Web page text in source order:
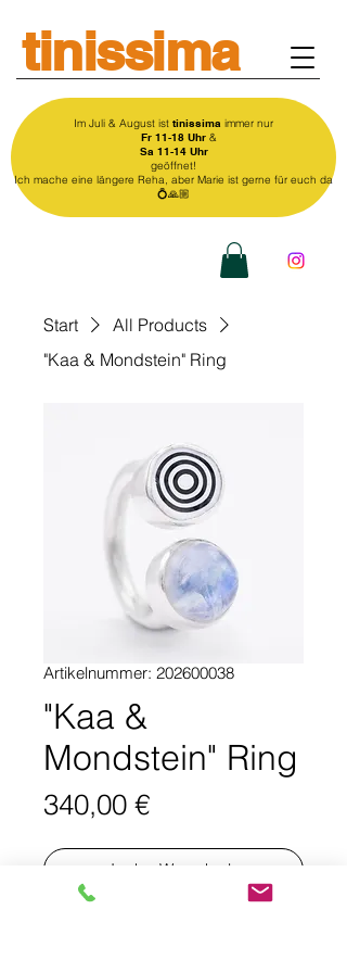
tinissima
Im Juli & August ist tinissima immer nur
Fr 11-18 Uhr&
Sa 11-14 Uhr
geöffnet!
Ich mache eine längere Reha, aber Marie ist gerne für euch da
💍🙏🏼
Start
All Products
"Kaa & Mondstein" Ring
Artikelnummer: 202600038
"Kaa &
Mondstein" Ring
340,00 €Preis
In den Warenkorb